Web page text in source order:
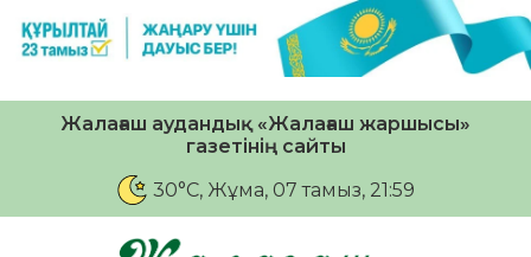
Жалағаш аудандық «Жалағаш жаршысы»
газетінің сайты
30°C, Жұма, 07 тамыз, 21:59